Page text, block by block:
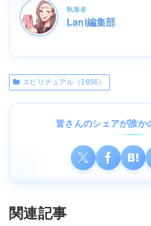
執筆者
Lani編集部
スピリチュアル（1856）
皆さんのシェアが誰か
関連記事